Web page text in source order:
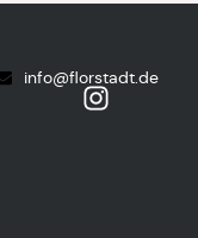
info@florstadt.de